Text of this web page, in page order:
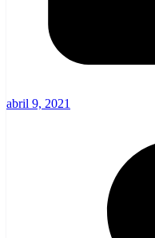
abril 9, 2021